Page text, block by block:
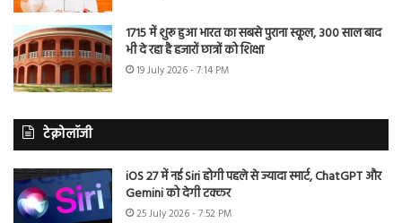
1715 में शुरू हुआ भारत का सबसे पुराना स्कूल, 300 साल बाद
भी दे रहा है हजारों छात्रों को शिक्षा
19 July 2026 - 7:14 PM
टेक्नोलॉजी
iOS 27 में नई Siri होगी पहले से ज्यादा स्मार्ट, ChatGPT और
Gemini को देगी टक्कर
25 July 2026 - 7:52 PM